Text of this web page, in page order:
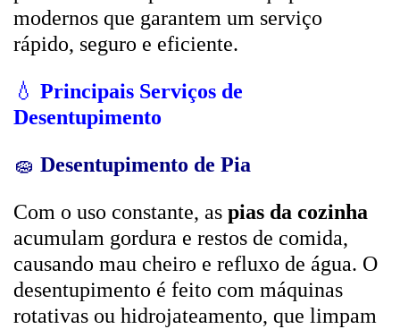
modernos que garantem um serviço
rápido, seguro e eficiente.
💧 Principais Serviços de
Desentupimento
🧽 Desentupimento de Pia
Com o uso constante, as pias da cozinha
acumulam gordura e restos de comida,
causando mau cheiro e refluxo de água. O
desentupimento é feito com máquinas
rotativas ou hidrojateamento, que limpam